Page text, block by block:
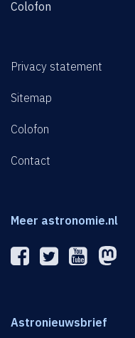
Colofon
Privacy statement
Sitemap
Colofon
Contact
Meer astronomie.nl
Astronieuwsbrief